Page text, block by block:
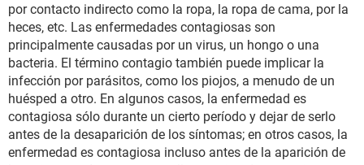
por contacto indirecto como la ropa, la ropa de cama, por la
heces, etc. Las enfermedades contagiosas son
principalmente causadas por un virus, un hongo o una
bacteria. El término contagio también puede implicar la
infección por parásitos, como los piojos, a menudo de un
huésped a otro. En algunos casos, la enfermedad es
contagiosa sólo durante un cierto período y dejar de serlo
antes de la desaparición de los síntomas; en otros casos, la
enfermedad es contagiosa incluso antes de la aparición de